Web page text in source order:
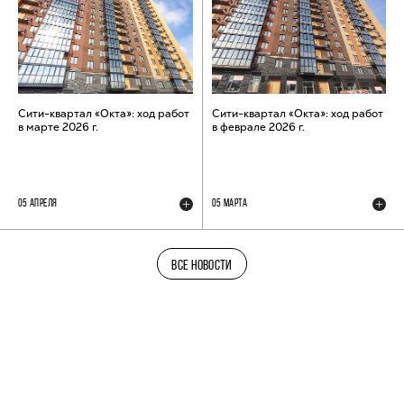
Сити-квартал «Окта»: ход работ
в марте 2026 г.
05 АПРЕЛЯ
Сити-квартал «Окта»: ход работ
в феврале 2026 г.
05 МАРТА
ВСЕ НОВОСТИ